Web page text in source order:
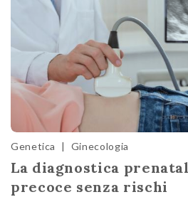
Genetica | Ginecologia
La diagnostica
precoce senza rischi